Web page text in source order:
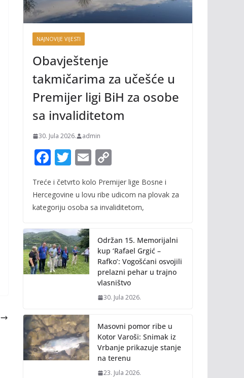
NAJNOVIJE VIJESTI
Obavještenje
takmičarima za učešće u
Premijer ligi BiH za osobe
sa invaliditetom
30. Jula 2026. admin
F
ac
e
b
o
k
T
w
itt
er
E
ai
l
p
y
n
k
Treće i četvrto kolo Premijer lige Bosne i
Hercegovine u lovu ribe udicom na plovak za
kategoriju osoba sa invaliditetom,
Održan 15. Memorijalni
kup ‘Rafael Grgić –
Rafko’: Vogošćani osvojili
prelazni pehar u trajno
vlasništvo
30. Jula 2026.
Masovni pomor ribe u
Kotor Varoši: Snimak iz
Vrbanje prikazuje stanje
na terenu
23. Jula 2026.